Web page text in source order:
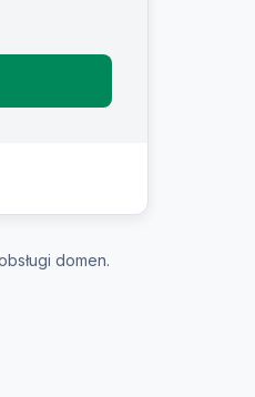
domen.